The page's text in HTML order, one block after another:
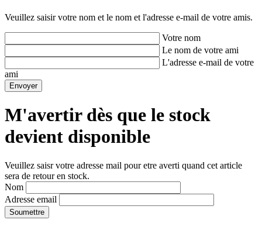
Veuillez saisir votre nom et le nom et l'adresse e-mail de votre amis.
Votre nom
Le nom de votre ami
L'adresse e-mail de votre
ami
M'avertir dès que le stock
devient disponible
Veuillez saisr votre adresse mail pour etre averti quand cet article
sera de retour en stock.
Nom
Adresse email